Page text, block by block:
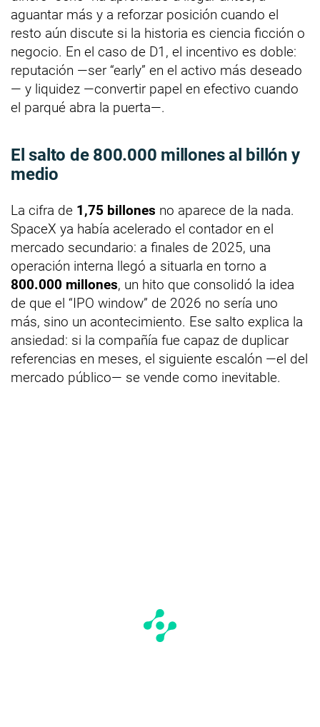
aguantar más y a reforzar posición cuando el
resto aún discute si la historia es ciencia ficción o
negocio. En el caso de D1, el incentivo es doble:
reputación —ser “early” en el activo más deseado
— y liquidez —convertir papel en efectivo cuando
el parqué abra la puerta—.
El salto de 800.000 millones al billón y
medio
La cifra de 1,75 billones no aparece de la nada.
SpaceX ya había acelerado el contador en el
mercado secundario: a finales de 2025, una
operación interna llegó a situarla en torno a
800.000 millones, un hito que consolidó la idea
de que el “IPO window” de 2026 no sería uno
más, sino un acontecimiento. Ese salto explica la
ansiedad: si la compañía fue capaz de duplicar
referencias en meses, el siguiente escalón —el del
mercado público— se vende como inevitable.